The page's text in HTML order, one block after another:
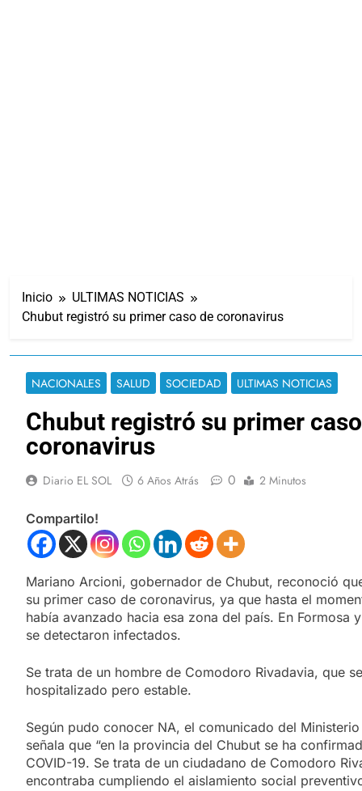
Inicio
ULTIMAS NOTICIAS
Chubut registró su primer caso de coronavirus
NACIONALES SALUD SOCIEDAD ULTIMAS NOTICIAS
Chubut registró su primer
coronavirus
Diario EL SOL 6 Años Atrás 0 2 Minutos
Compartilo!
Mariano Arcioni, gobernador de Chubut, reconoció
su primer caso de coronavirus, ya que hasta el
había avanzado hacia esa zona del país. En Formosa
se detectaron infectados.
Se trata de un hombre de Comodoro Rivadavia, que
hospitalizado pero estable.
Según pudo conocer NA, el comunicado del
señala que “en la provincia del Chubut se ha
COVID-19. Se trata de un ciudadano de Comodoro
encontraba cumpliendo el aislamiento social